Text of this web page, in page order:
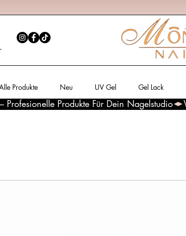
Produkte Neu UV Gel Gel Lack
Produkte Für Dein Nagelstudio